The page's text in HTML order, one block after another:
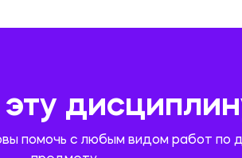
помочь с любым видом работ по